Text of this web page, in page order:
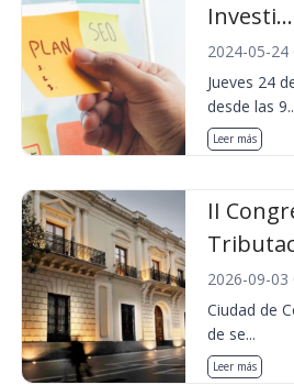
Investi...
2024-05-24
Jueves 24
desde las
Leer más
II
2026-09-03
Ciudad de
de se...
Leer más